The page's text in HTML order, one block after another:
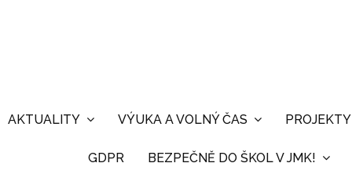
AKTUALITY VÝUKA A VOLNÝ ČAS PROJEKTY
GDPR BEZPEČNĚ DO ŠKOL V JMK!